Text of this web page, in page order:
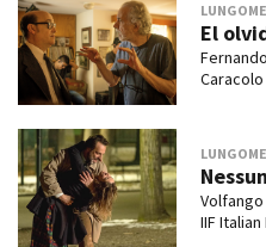
El
Volfango
IIF